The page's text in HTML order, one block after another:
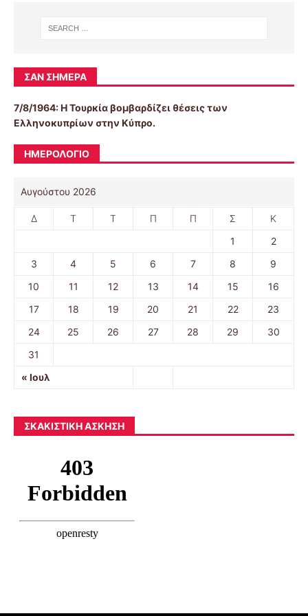
ΣΑΝ ΣΉΜΕΡΑ
7/8/1964: Η Τουρκία βομβαρδίζει θέσεις των
Ελληνοκυπρίων στην Κύπρο.
ΗΜΕΡΟΛΌΓΙΟ
Αυγούστου 2026
Δ Τ Τ Π Π Σ Κ
« Ιουλ
1
2
3
4 5 6 7 8
9
10
11 12 13 14 15
16
17
18 19 20 21 22
23
24
25 26 27 28 29
30
31
ΣΚΑΚΙΣΤΙΚΉ ΆΣΚΗΣΗ